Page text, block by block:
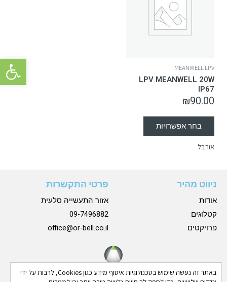
פתח
באתר זה נעשה שימוש בטכנולוגיות איסוף מידע כגון Cookies, לרבות על ידי
MEANWELL LPV
LPV MEANWELL 20W
IP67
₪90.00
בחר אפשרויות
אורבל
ניווט מהיר
אודות
קטלוגים
פרויקטים
פרטי התקשרות
אזור התעשייה סלעית
09-7496882
office@or-bell.co.il